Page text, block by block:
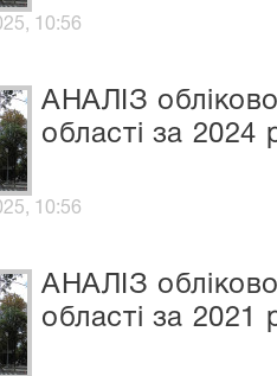
10:56
АНАЛІЗ
області за 2024
10:56
АНАЛІЗ
області за 2021